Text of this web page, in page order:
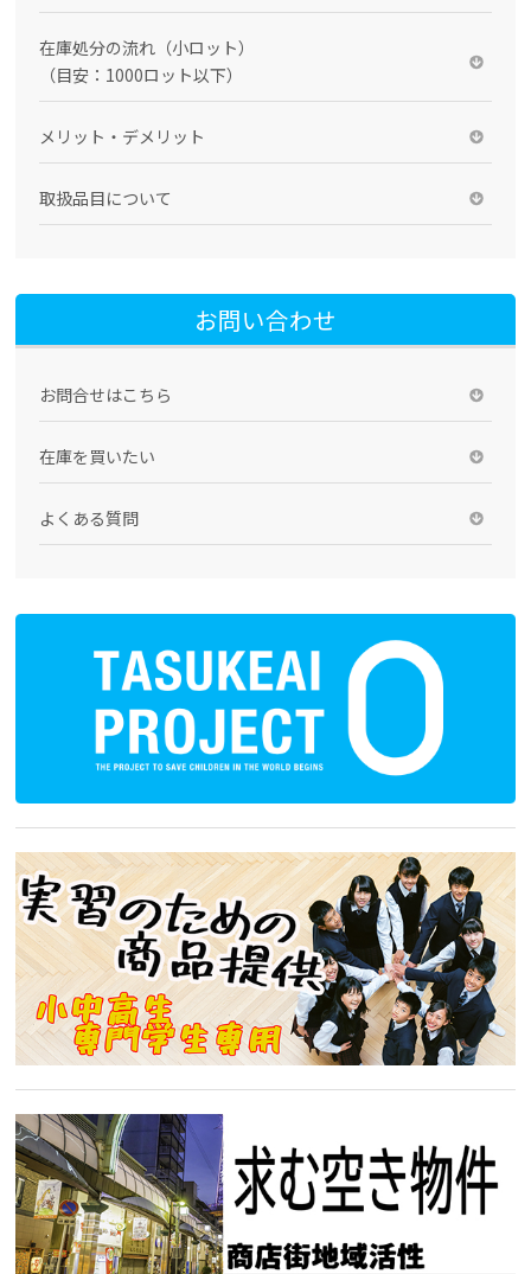
在庫処分の流れ（小ロット）
（目安：1000ロット以下）
メリット・デメリット
取扱品目について
お問い合わせ
お問合せはこちら
在庫を買いたい
よくある質問